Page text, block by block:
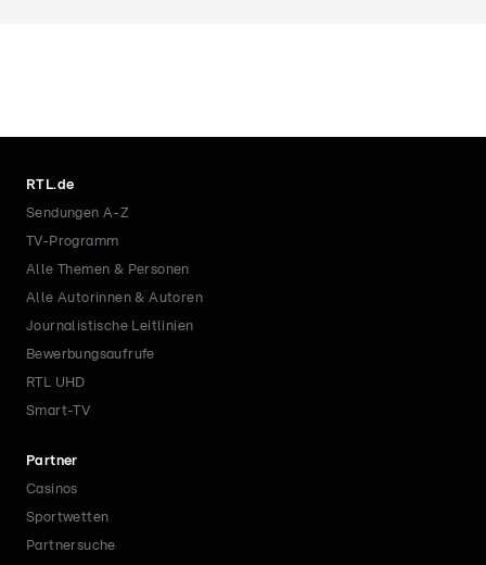
RTL.de
Sendungen A-Z
TV-Programm
Alle Themen & Personen
Alle Autorinnen & Autoren
Journalistische Leitlinien
Bewerbungsaufrufe
RTL UHD
Smart-TV
Partner
Casinos
Sportwetten
Partnersuche